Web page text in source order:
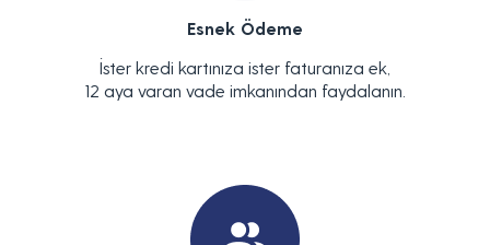
Esnek Ödeme
İster kredi kartınıza ister faturanıza ek,
12 aya varan vade imkanından faydalanın.